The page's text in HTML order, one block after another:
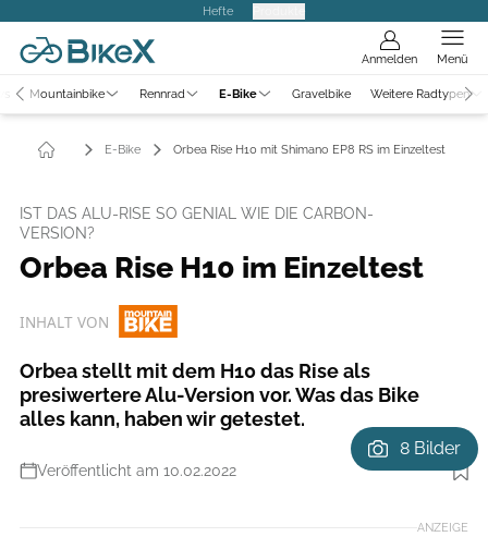
Hefte
Anmelden Menü
Mountainbike Rennrad E-Bike Gravelbike Weitere Radtypen
E-Bike Orbea Rise H10 mit Shimano EP8 RS im Einzeltest
IST DAS ALU-RISE SO GENIAL WIE DIE CARBON-
VERSION?
Orbea Rise H10 im Einzeltest
INHALT VON
Orbea stellt mit dem H10 das Rise als
presiwertere Alu-Version vor. Was das Bike
alles kann, haben wir getestet.
Veröffentlicht am 10.02.2022
Foto: Manfred Stromberg
8 Bilder
ANZEIGE